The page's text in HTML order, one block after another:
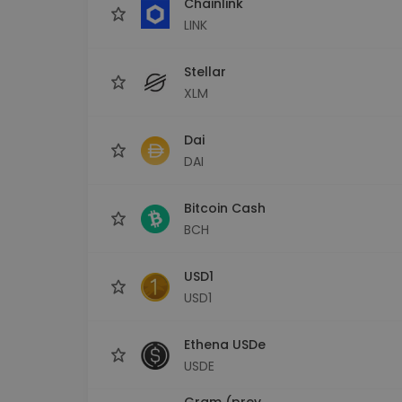
LINK
Stellar
XLM
Dai
DAI
Bitcoin Cash
BCH
USD1
USD1
Ethena USDe
USDE